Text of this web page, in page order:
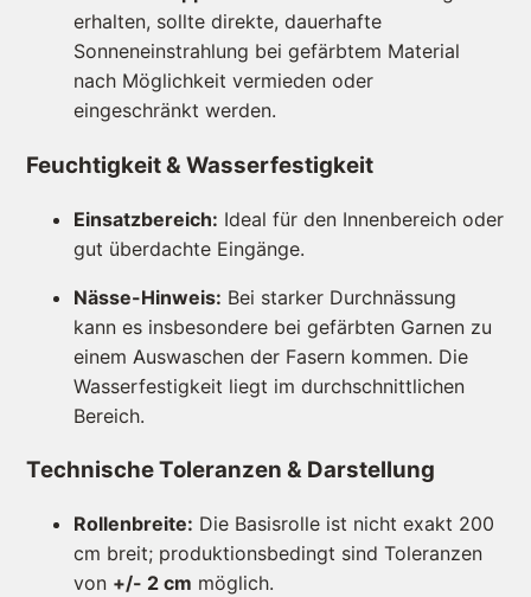
erhalten, sollte direkte, dauerhafte
Sonneneinstrahlung bei gefärbtem Material
nach Möglichkeit vermieden oder
eingeschränkt werden.
Feuchtigkeit & Wasserfestigkeit
Einsatzbereich: Ideal für den Innenbereich oder
gut überdachte Eingänge.
Nässe-Hinweis: Bei starker Durchnässung
kann es insbesondere bei gefärbten Garnen zu
einem Auswaschen der Fasern kommen. Die
Wasserfestigkeit liegt im durchschnittlichen
Bereich.
Technische Toleranzen & Darstellung
Rollenbreite: Die Basisrolle ist nicht exakt 200
cm breit; produktionsbedingt sind Toleranzen
von +/- 2 cm möglich.